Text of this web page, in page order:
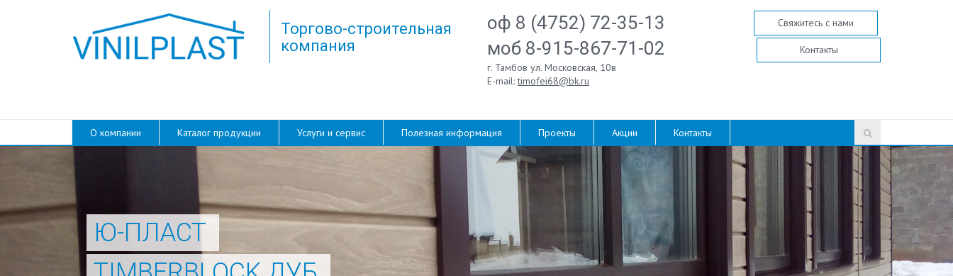
Торгово-строительная
компания
оф 8 (4752) 72-35-13
моб 8-915-867-71-02
г. Тамбов ул. Московская, 10в
E-mail:timofei68@bk.ru
Свяжитесь с нами
Контакты
О компании Каталог продукции Услуги и сервис Полезная информация Проекты Акции Контакты
Ю-ПЛАСТ